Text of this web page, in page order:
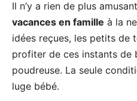
Il n’y a rien de plus
vacances en famille à la
idées reçues, les petits de
profiter de ces instants de
poudreuse. La seule
luge bébé.